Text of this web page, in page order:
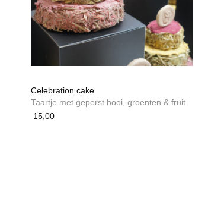
Celebration cake
Taartje met geperst hooi, groenten & fruit
15,00